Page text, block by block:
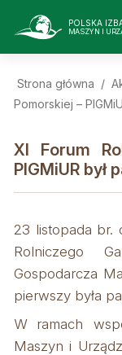
POLSKA
MASZYN I
Strona główna /
Pomorskiej –
XI Forum
PIGMiUR
23 listopada br.
Rolniczego
Gospodarcza
pierwszy była
W ramach
Maszyn i